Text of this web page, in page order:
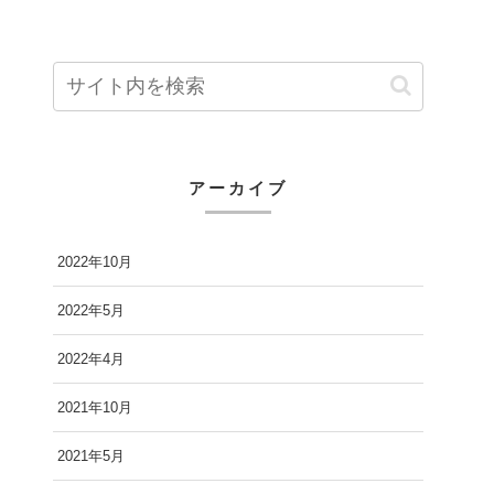
アーカイブ
2022年10月
2022年5月
2022年4月
2021年10月
2021年5月